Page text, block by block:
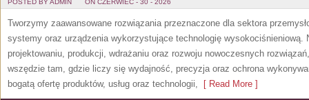
POSTED BY ADMIN ON CZERWIEC - 30 - 2026
Tworzymy zaawansowane rozwiązania przeznaczone dla sektora
systemy oraz urządzenia wykorzystujące technologię wysokociśnieniową.
projektowaniu, produkcji, wdrażaniu oraz rozwoju nowoczesnych
wszędzie tam, gdzie liczy się wydajność, precyzja oraz ochrona
bogatą ofertę produktów, usług oraz technologii, [ Read More ]